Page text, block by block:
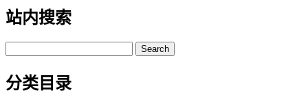
站内搜索
for:
分类目录